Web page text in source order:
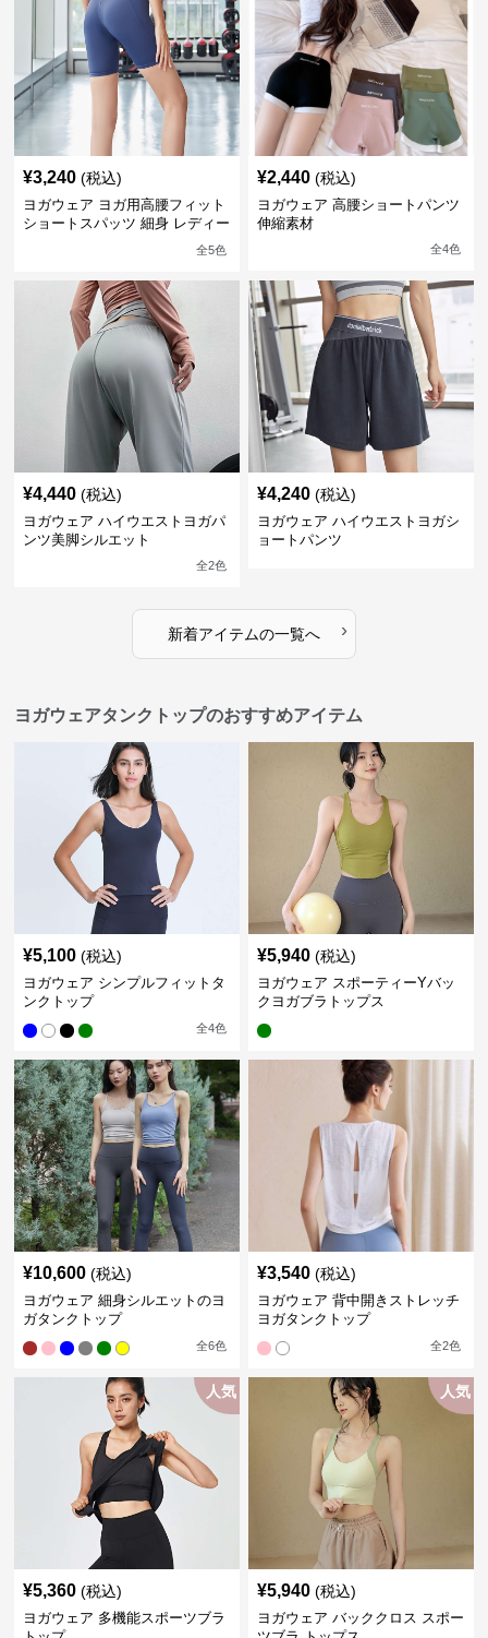
¥3,240 (税込)
ヨガウェア ヨガ用高腰フィット
ショートスパッツ 細身 レディー
全5色
¥2,440 (税込)
ヨガウェア 高腰ショートパンツ
伸縮素材
全4色
¥4,440 (税込)
ヨガウェア ハイウエストヨガパ
ンツ美脚シルエット
全2色
¥4,240 (税込)
ヨガウェア ハイウエストヨガシ
ョートパンツ
新着アイテムの一覧へ ›
ヨガウェアタンクトップのおすすめアイテム
¥5,100 (税込)
ヨガウェア シンプルフィットタ
ンクトップ
全4色
¥5,940 (税込)
ヨガウェア スポーティーYバッ
クヨガブラトップス
¥10,600 (税込)
ヨガウェア 細身シルエットのヨ
ガタンクトップ
全6色
¥3,540 (税込)
ヨガウェア 背中開きストレッチ
ヨガタンクトップ
全2色
人気
¥5,360 (税込)
ヨガウェア 多機能スポーツブラ
人気
¥5,940 (税込)
ヨガウェア バッククロス スポー